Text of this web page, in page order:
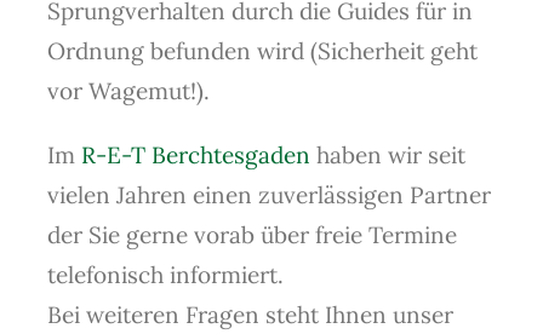
Sprungverhalten durch die Guides für in
Ordnung befunden wird (Sicherheit geht
vor Wagemut!).
Im R-E-T Berchtesgaden haben wir seit
vielen Jahren einen zuverlässigen Partner
der Sie gerne vorab über freie Termine
telefonisch informiert.
Bei weiteren Fragen steht Ihnen unser